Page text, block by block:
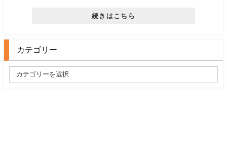
続きはこちら
カテゴリー